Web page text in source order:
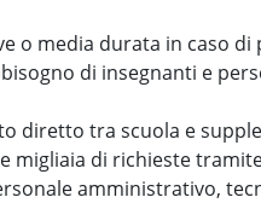
o media durata in caso di
di insegnanti e
diretto tra scuola e
migliaia di richieste
amministrativo,